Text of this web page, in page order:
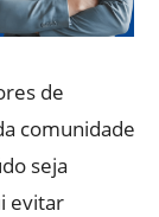
de
comunidade
seja
evitar